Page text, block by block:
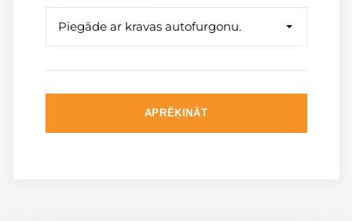
Piegāde ar kravas autofurgonu.
APRĒĶINĀT